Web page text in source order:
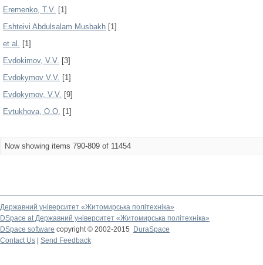
Eremenko, T.V. [1]
Eshteivi Abdulsalam Musbakh [1]
et al. [1]
Evdokimov, V.V. [3]
Evdokymov V.V. [1]
Evdokymov, V.V. [9]
Evtukhova, O.O. [1]
Now showing items 790-809 of 11454
Державний університет «Житомирська політехніка»
DSpace at Державний університет «Житомирська політехніка»
DSpace software copyright © 2002-2015
DuraSpace
Contact Us
Send Feedback